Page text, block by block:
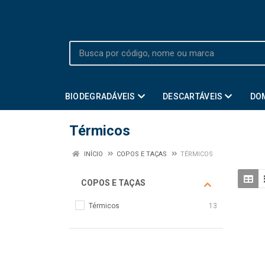
BIODEGRADÁVEIS DESCARTÁVEIS
Térmicos
INÍCIO COPOS E TAÇAS TÉRMICOS
COPOS E TAÇAS
Térmicos 13